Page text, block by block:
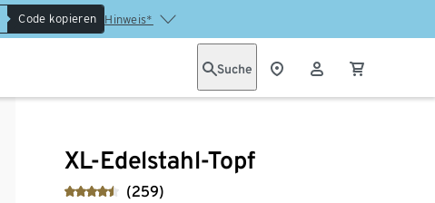
Code kopieren Hinweis*
Suche
XL-Edelstahl-Topf
(259)